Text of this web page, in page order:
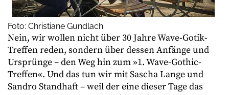
Foto: Christiane Gundlach
Nein, wir wollen nicht über 30 Jahre Wave-Gotik-
Treffen reden, sondern über dessen Anfänge und
Ursprünge – den Weg hin zum »1. Wave-Gothic-
Treffen«. Und das tun wir mit Sascha Lange und
Sandro Standhaft – weil der eine dieser Tage das